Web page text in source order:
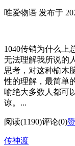
唯爱物语 发布于
1040传销为什么上
无法理解我所说的
思考，对这种榆木
性的理解，最简单
喻绝大多数人都可
谅。...
阅读(1190)评论(0)
传神渡